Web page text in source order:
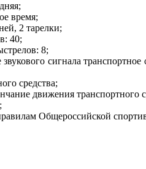
время;
2 тарелки;
40;
8;
сигнала
средства;
движения транспортного
Общероссийской